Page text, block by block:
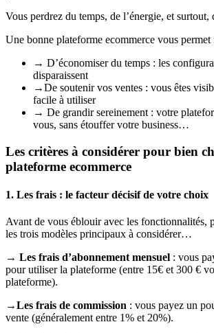
Vous perdrez du temps, de l’énergie, et
Une bonne plateforme ecommerce vous permet
→ D’économiser du temps : les
disparaissent
→De soutenir vos ventes : vous êtes
facile à utiliser
→ De grandir sereinement : votre
vous, sans étouffer votre business…
Les critères à considérer pour bien
plateforme ecommerce
1. Les frais : le facteur décisif de votre choix
Avant de vous éblouir avec les fonctionnalités,
les trois modèles principaux à considérer…
→ Les frais d’abonnement mensuel : vous
pour utiliser la plateforme (entre 15€ et 300 €
plateforme).
→Les frais de commission : vous payez un
vente (généralement entre 1% et 20%).